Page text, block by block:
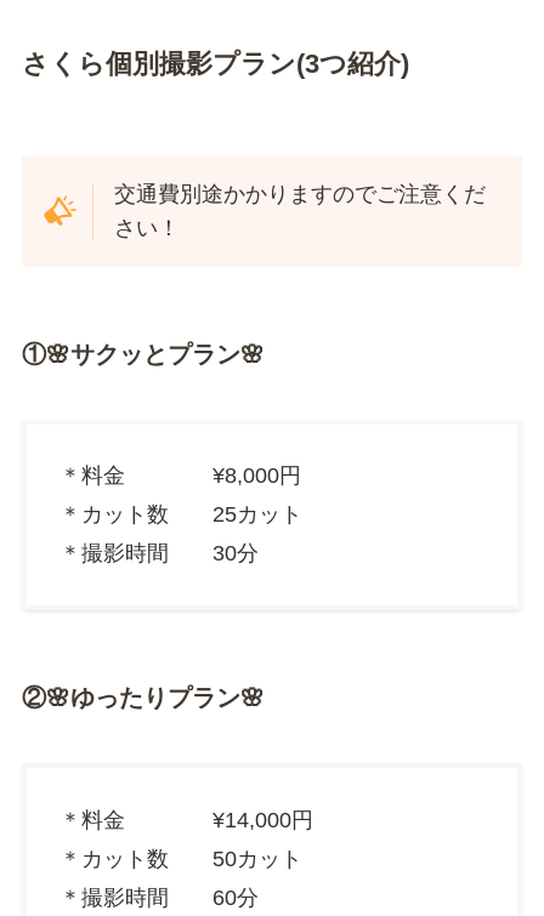
さくら個別撮影プラン(3つ紹介)
交通費別途かかりますのでご注意くだ
さい！
①🌸サクッとプラン🌸
＊料金 ¥8,000円
＊カット数 25カット
＊撮影時間 30分
②🌸ゆったりプラン🌸
＊料金 ¥14,000円
＊カット数 50カット
＊撮影時間 60分